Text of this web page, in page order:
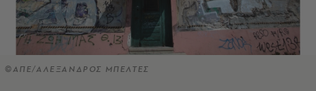
©ΑΠΕ/ΑΛΕΞΑΝΔΡΟΣ ΜΠΕΛΤΕΣ